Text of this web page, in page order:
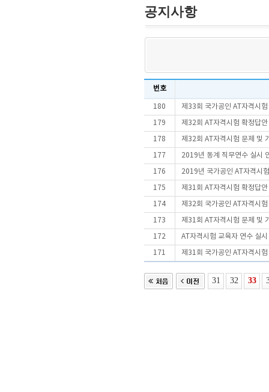
공지사항
번호
180 제33회 국가공인 AT자격시
179 제32회 AT자격시험 확정답
178 제32회 AT자격시험 문제 및
177 2019년 동계 직무연수 실시
176 2019년 국가공인 AT자격시
175 제31회 AT자격시험 확정답
174 제32회 국가공인 AT자격시
173 제31회 AT자격시험 문제 및
172 AT자격시험 교육자 연수 실
171 제31회 국가공인 AT자격시
31 32 33